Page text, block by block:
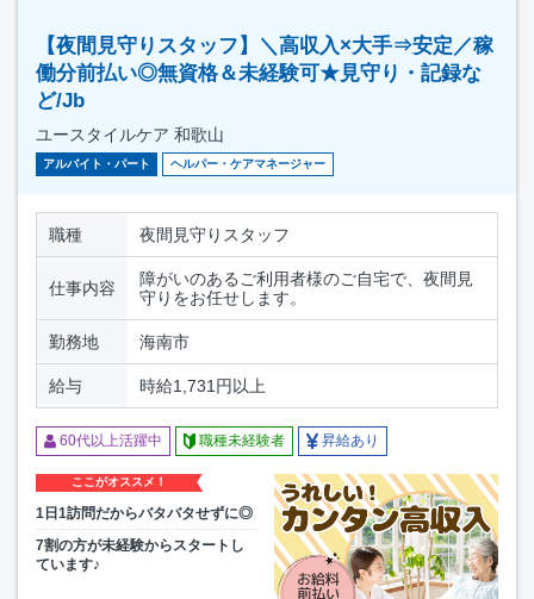
【夜間見守りスタッフ】＼高収入×大手⇒安定／稼
働分前払い◎無資格＆未経験可★見守り・記録な
ど/Jb
ユースタイルケア 和歌山
アルバイト・パート ヘルパー・ケアマネージャー
職種 夜間見守りスタッフ
仕事内容
障がいのあるご利用者様のご自宅で、夜間見
守りをお任せします。
勤務地 海南市
給与 時給1,731円以上
60代以上活躍中 職種未経験者 昇給あり
ここがオススメ！
1日1訪問だからバタバタせずに◎
7割の方が未経験からスタートし
ています♪